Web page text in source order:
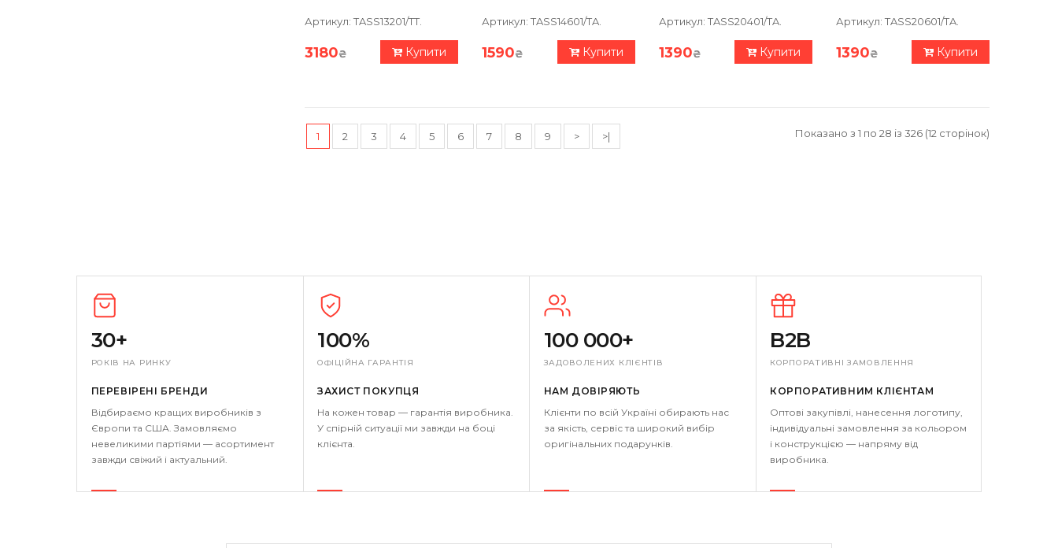
Артикул: TASS13201/TT.
3180₴ Купити
Артикул: TASS14601/TA.
1590₴ Купити
Артикул: TASS20401/TA.
1390₴ Купити
Артикул: TASS20601/TA.
1390₴ Купити
1 2 3 4 5 6 7 8 9 > >| Показано з 1 по 28 із 326 (12 сторінок)
30+
РОКІВ НА РИНКУ
ПЕРЕВІРЕНІ БРЕНДИ
Відбираємо кращих виробників з
Європи та США. Замовляємо
невеликими партіями — асортимент
завжди свіжий і актуальний.
100%
ОФІЦІЙНА ГАРАНТІЯ
ЗАХИСТ ПОКУПЦЯ
На кожен товар — гарантія виробника.
У спірній ситуації ми завжди на боці
клієнта.
100 000+
ЗАДОВОЛЕНИХ КЛІЄНТІВ
НАМ ДОВІРЯЮТЬ
Клієнти по всій Україні обирають нас
за якість, сервіс та широкий вибір
оригінальних подарунків.
B2B
КОРПОРАТИВНІ ЗАМОВЛЕННЯ
КОРПОРАТИВНИМ КЛІЄНТАМ
Оптові закупівлі, нанесення логотипу,
індивідуальні замовлення за кольором
і конструкцією — напряму від
виробника.